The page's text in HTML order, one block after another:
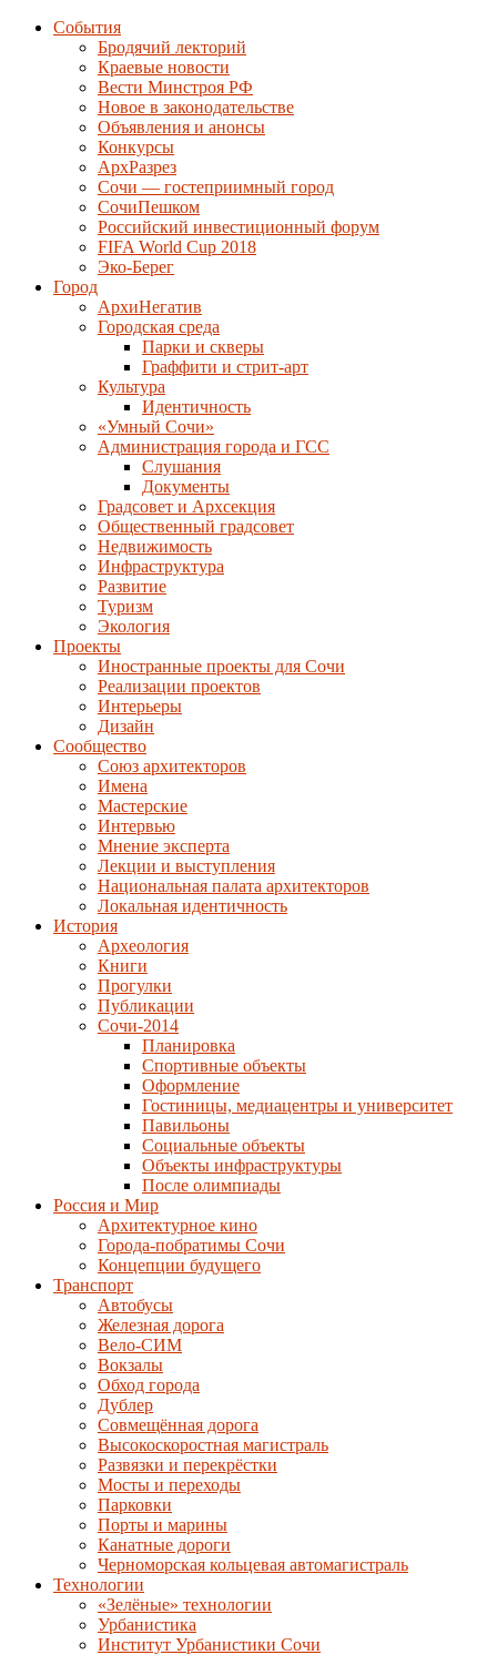
События
Бродячий лекторий
Краевые новости
Вести Минстроя РФ
Новое в законодательстве
Объявления и анонсы
Конкурсы
АрхРазрез
Сочи — гостеприимный город
СочиПешком
Российский инвестиционный форум
FIFA World Cup 2018
Эко-Берег
Город
АрхиНегатив
Городская среда
Парки и скверы
Граффити и стрит-арт
Культура
Идентичность
«Умный Сочи»
Администрация города и ГСС
Слушания
Документы
Градсовет и Архсекция
Общественный градсовет
Недвижимость
Инфраструктура
Развитие
Туризм
Экология
Проекты
Иностранные проекты для Сочи
Реализации проектов
Интерьеры
Дизайн
Сообщество
Союз архитекторов
Имена
Мастерские
Интервью
Мнение эксперта
Лекции и выступления
Национальная палата архитекторов
Локальная идентичность
История
Археология
Книги
Прогулки
Публикации
Сочи-2014
Планировка
Спортивные объекты
Оформление
Гостиницы, медиацентры и университет
Павильоны
Социальные объекты
Объекты инфраструктуры
После олимпиады
Россия и Мир
Архитектурное кино
Города-побратимы Сочи
Концепции будущего
Транспорт
Автобусы
Железная дорога
Вело-СИМ
Вокзалы
Обход города
Дублер
Совмещённая дорога
Высокоскоростная магистраль
Развязки и перекрёстки
Мосты и переходы
Парковки
Порты и марины
Канатные дороги
Черноморская кольцевая автомагистраль
Технологии
«Зелёные» технологии
Урбанистика
Институт Урбанистики Сочи